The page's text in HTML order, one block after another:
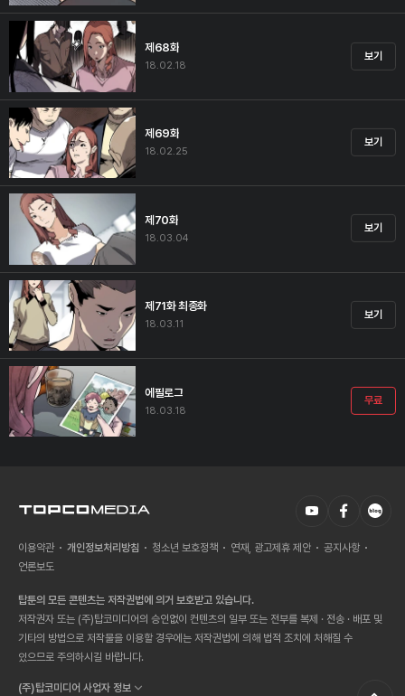
제68화
18.02.18
보기
제69화
18.02.25
보기
제70화
18.03.04
보기
제71화 최종화
18.03.11
보기
에필로그
18.03.18
무료
이용약관 개인정보처리방침 청소년 보호정책 연재, 광고제휴 제안
공지사항
언론보도
탑툰의 모든 콘텐츠는 저작권법에 의거 보호받고 있습니다.
저작권자 또는 (주)탑코미디어의 승인없이 컨텐츠의 일부 또는 전부를 복제 · 전송 · 배포 및
기타의 방법으로 저작물을 이용할 경우에는 저작권법에 의해 법적 조치에 처해질 수
있으므로 주의하시길 바랍니다.
(주)탑코미디어 사업자 정보